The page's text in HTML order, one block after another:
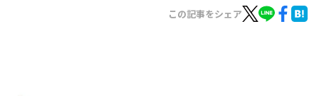
この記事をシェア